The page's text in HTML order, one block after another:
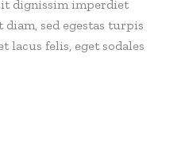
dignissim imperdiet
sed egestas turpis
lacus felis, eget sodales